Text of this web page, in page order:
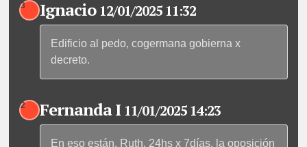
3 Ignacio 12/01/2025 11:32
Edificio al pedo, cogermana gobierna x
decreto.
2 Fernanda I 11/01/2025 14:23
En eso están, Ruth, 24hs x 7días, la oposición